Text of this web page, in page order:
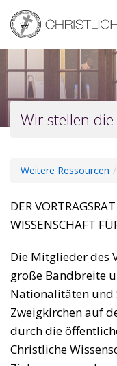
main
content
Wir stellen
Weitere Ressourcen
DER
WISSENSCHAFT
Die Mitglieder des
große Bandbreite
Nationalitäten und
Zweigkirchen auf
durch die
Christliche